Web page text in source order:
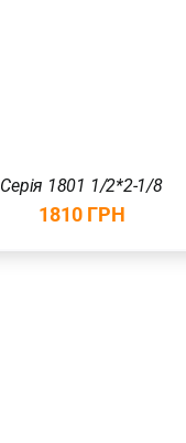
Серія 1801 1/2*2-1/8
1810 ГРН